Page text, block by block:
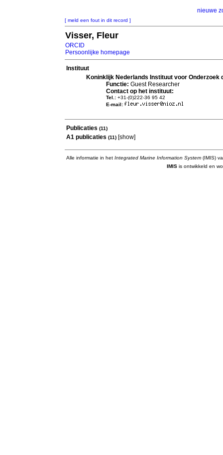
nieuwe
[ meld een fout in dit record ]
Visser, Fleur
ORCID
Persoonlijke homepage
Instituut
Koninklijk Nederlands Instituut voor Onderzoek
Functie: Guest Researcher
Contact op het instituut:
Tel.: +31-(0)222-36 95 42
E-mail:
Publicaties (11)
A1 publicaties (11) [show]
Alle informatie in het Integrated Marine Information System (IMIS)
IMIS is ontwikkeld en